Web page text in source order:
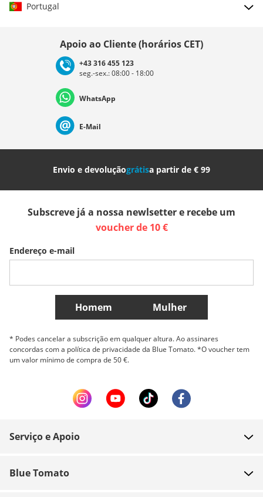
Portugal
Deutschland Österreich
Nederland Italia (Italiano) Italien (Deutsch)
Slovenija
Belgique (Français) Danmark Norge
Mais países
Apoio ao Cliente (horários CET)
+43 316 455 123
seg.-sex.: 08:00 - 18:00
WhatsApp
E-Mail
Envio e devoluçãográtisa partir de € 99
Subscreve já a nossa newlsetter e recebe um
voucher de 10 €
Endereço e-mail
Homem Mulher
* Podes cancelar a subscrição em qualquer altura. Ao assinares
concordas com a política de privacidade da Blue Tomato. *O voucher tem
um valor mínimo de compra de 50 €.
Serviço e Apoio
Blue Tomato